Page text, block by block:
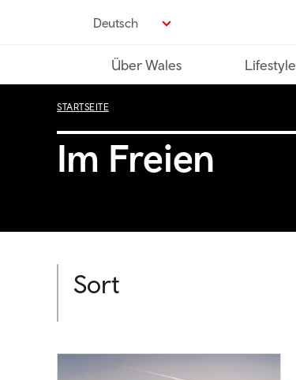
Deutsch
Über Wales Lifestyle
STARTSEITE
Im Freien
Sort